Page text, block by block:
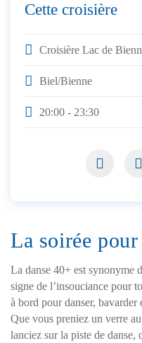
Cette croisière
Croisière Lac de
Biel/Bienne
20:00 - 23:30
La soirée
La danse 40+ est synonyme
signe de l’insouciance pour
à bord pour danser, bavarder
Que vous preniez un verre
lanciez sur la piste de danse,